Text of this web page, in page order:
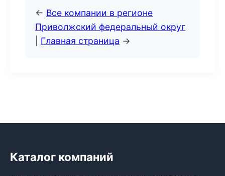
← Все компании в регионе
Приволжский федеральный округ
Главная страница →
Каталог компаний